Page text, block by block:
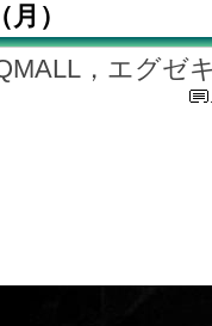
）
，エグゼ